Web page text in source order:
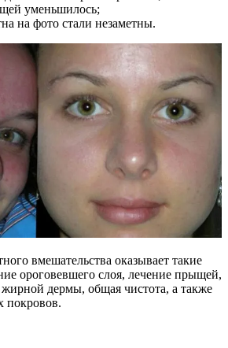
уменьшилось;
на фото стали незаметны.
вмешательства оказывает такие
ороговевшего слоя, лечение прыщей,
дермы, общая чистота, а также
покровов.